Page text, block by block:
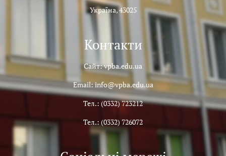
Україна, 43025
Контакти
Сайт: vpba.edu.ua
Email: info@vpba.edu.ua
Тел.: (0332) 723212
Тел.: (0332) 726072